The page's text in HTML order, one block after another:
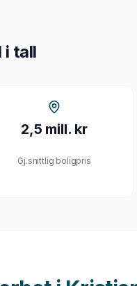
i tall
2,5 mill. kr
Gj.snittlig boligpris